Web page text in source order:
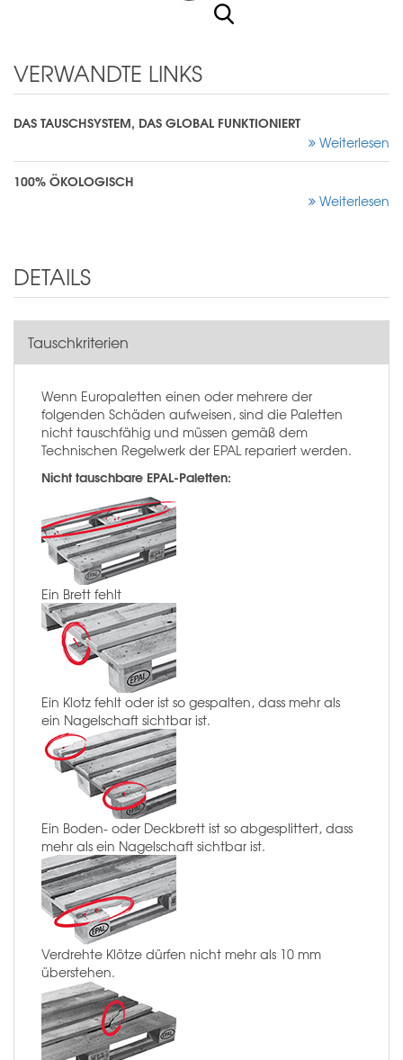
VERWANDTE LINKS
DAS TAUSCHSYSTEM, DAS GLOBAL FUNKTIONIERT
Weiterlesen
100% ÖKOLOGISCH
Weiterlesen
DETAILS
Tauschkriterien
Wenn Europaletten einen oder mehrere der
folgenden Schäden aufweisen, sind die Paletten
nicht tauschfähig und müssen gemäß dem
Technischen Regelwerk der EPAL repariert werden.
Nicht tauschbare EPAL-Paletten:
Ein Brett fehlt
Ein Klotz fehlt oder ist so gespalten, dass mehr als
ein Nagelschaft sichtbar ist.
Ein Boden- oder Deckbrett ist so abgesplittert, dass
mehr als ein Nagelschaft sichtbar ist.
Verdrehte Klötze dürfen nicht mehr als 10 mm
überstehen.